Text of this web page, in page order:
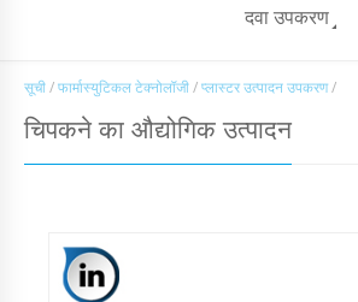
दवा उपकरण
सूची/फार्मास्युटिकल टेक्नोलॉजी/प्लास्टर उत्पादन उपकरण/
चिपकने का औद्योगिक उत्पादन